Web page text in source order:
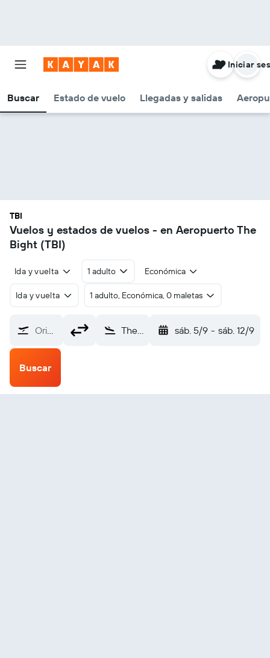
Buscar Estado de vuelo Llegadas y salidas
Iniciar
TBI
Vuelos y estados de vuelos - en Aeropuerto The
Bight (TBI)
Ida y vuelta 1 adulto Económica
Ida y vuelta 1 adulto, Económica, 0 maletas
Origen The Bight (TBI) sáb. 5/9 - sáb. 12/9
Buscar